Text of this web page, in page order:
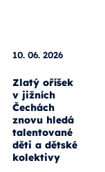
10. 06. 2026
Zlatý oříšek
v jižních
Čechách
znovu hledá
talentované
děti a dětské
kolektivy